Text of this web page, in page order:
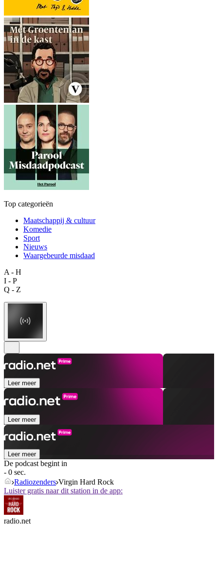
Top categorieën
Maatschappij & cultuur
Komedie
Sport
Nieuws
Waargebeurde misdaad
A - H
I - P
Q - Z
Leer meer
Leer meer
Leer meer
De podcast begint in
- 0 sec.
Radiozenders Virgin Hard Rock
Luister gratis naar dit station in de app:
radio.net